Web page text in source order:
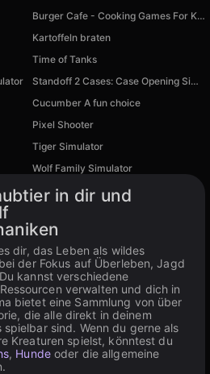
Burger Cafe - Cooking Games For Kids
Kartoffeln braten
Time of Tanks
Standoff 2 Cases: Case Opening Simulator
Cucumber A fun choice
Pixel Shooter
Tiger Simulator
Wolf Family Simulator
in dir und
dir, das Leben als wildes
der Fokus auf Überleben, Jagd
kannst verschiedene
verwalten und dich in
bietet eine Sammlung von über
die alle direkt in deinem
spielbar sind. Wenn du gerne als
Kreaturen spielst, könntest du
, Hundeoder die allgemeine